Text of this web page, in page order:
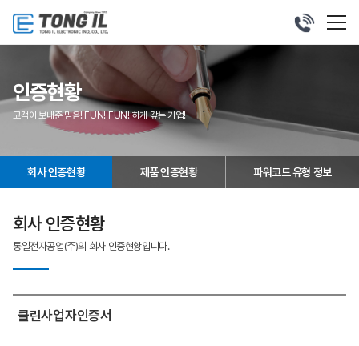
032-
677-
인증현황
고객이 보내준 믿음! FUN! FUN! 하게 갚는 기업!
회사 인증현황 제품 인증현황 파워코드 유형 정보
회사 인증현황
통일전자공업(주)의 회사 인증현황입니다.
클린사업자인증서